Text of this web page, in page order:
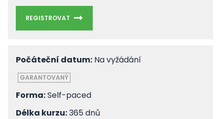
REGISTROVAT
Počáteční datum: Na vyžádání
GARANTOVANÝ
Forma:Self-paced
Délka kurzu:365 dnů